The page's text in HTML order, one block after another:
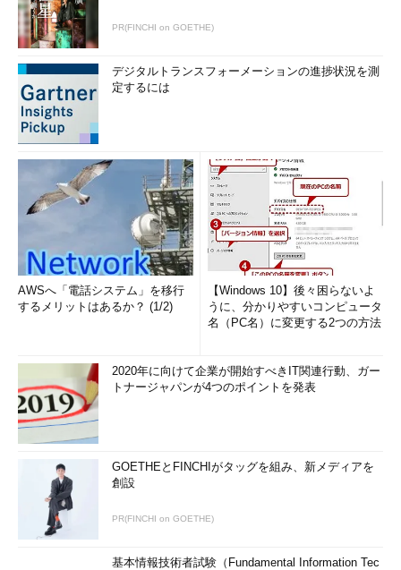
PR(FINCHI on GOETHE)
デジタルトランスフォーメーションの進捗状況を測
定するには
AWSへ「電話システム」を移行
するメリットはあるか？ (1/2)
【Windows 10】後々困らないよ
うに、分かりやすいコンピュータ
名（PC名）に変更する2つの方法
2020年に向けて企業が開始すべきIT関連行動、ガー
トナージャパンが4つのポイントを発表
GOETHEとFINCHIがタッグを組み、新メディアを
創設
PR(FINCHI on GOETHE)
基本情報技術者試験（Fundamental Information Tec